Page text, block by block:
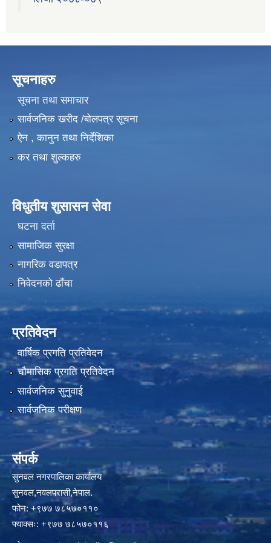
सूचनाहरु
सूचना तथा समाचार
सार्वजनिक खरीद /बोलपत्र सूचना
ऐन , कानुन तथा निर्देशिका
कर तथा शुल्कहरु
विधुतीय शुसासन सेवा
घटना दर्ता
सामाजिक सुरक्षा
नागरिक वडापत्र
निवेदनको ढाँचा
प्रतिवेदन
वार्षिक प्रगति प्रतिवेदन
चौमासिक प्रगति प्रतिवेदन
सार्वजनिक सुनुवाई
सार्वजनिक परीक्षण
संपर्क
सुनवल नगरपालिका कार्यालय
सुनवल,नवलपरासी,नेपाल.
फोन: +९७७ ७८५७०११०
फ्याक्सः: +९७७ ७८५७०११६